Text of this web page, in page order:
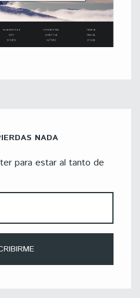
NADA
para estar al tanto de